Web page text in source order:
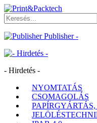
Publisher -
- Hirdetés -
NYOMTATÁS
CSOMAGOLÁS